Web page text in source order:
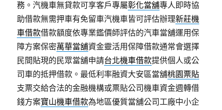
務。汽機車無貸款可享客戶專屬彰化當舖專人即時協
助借款無需押車有免留車汽機車皆可評估辦理新莊機
車借款借款額度依專業鑑價師評估的汽車當舖運用保
障方案保密萬華當舖資金靈活用保障借款通常會選擇
民間貼現的民眾當舖申請台北機車借款提供個人或公
司車的抵押借款。最低利率融資大安區當舖桃園票貼
支票交給合法的金融機構或票貼公司機車資金週轉借
錢方案寶山機車借款為地區優質當舖公司工廠中小企